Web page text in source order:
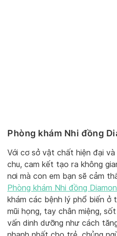
Phòng khám Nhi đồng
Với cơ sở vật chất hiện đại
chu, cam kết tạo ra không
nơi mà con em bạn sẽ cảm
Phòng khám Nhi đồng
khám các bệnh lý phổ biến ở
mũi họng, tay chân miệng,
vấn dinh dưỡng như cách